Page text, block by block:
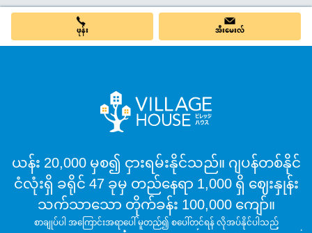
ဖုန်း အီးမေးလ်
ယန်း 20,000 မှစ၍ ငှားရမ်းနိုင်သည်။ ဂျပန်တစ်နိုင်
ငံလုံးရှိ ခရိုင် 47 ခုမှ တည်နေရာ 1,000 ရှိ ဈေးနှုန်း
သက်သာသော တိုက်ခန်း 100,000 ကျော်။
စာချုပ်ပါ အကြောင်းအရာပေါ် မူတည်၍ စပေါ်တင်ရန် လိုအပ်နိုင်ပါသည်